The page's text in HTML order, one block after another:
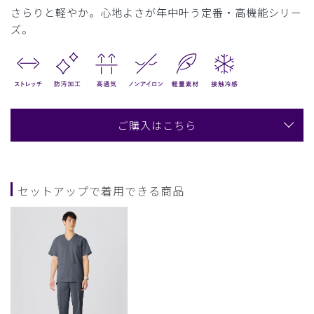
さらりと軽やか。心地よさが年中叶う定番・高機能シリー
ズ。
ご購入はこちら
セットアップで着用できる商品